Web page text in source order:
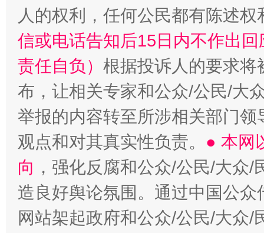
人的权利，任何公民都有陈述
信或电话告知后15日内不作出
责任自负） 根据投诉人的要求将
布，让相关专家和公众/公民/大
举报的内容转至所涉相关部门
观点和对其真实性负责。 ● 本网
向 ，强化反腐和公众/公民/大众
造良好舆论氛围。通过中国公
网站架起政府和公众/公民/大众